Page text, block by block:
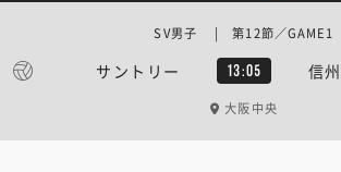
サントリー 13:05 信
SV男子 | 第12節／GAME1
大阪中央